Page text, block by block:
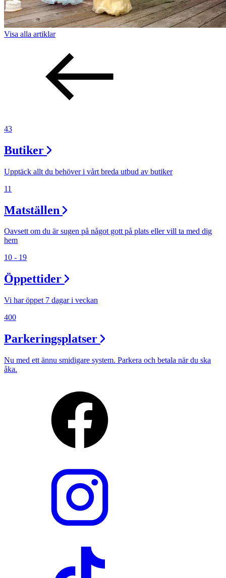
Visa alla artiklar
43
Butiker
Upptäck allt du behöver i vårt breda utbud av butiker
11
Matställen
Oavsett om du är sugen på något gott på plats eller vill ta med dig
hem
10 - 19
Öppettider
Vi har öppet 7 dagar i veckan
400
Parkeringsplatser
Nu med ett ännu smidigare system. Parkera och betala när du ska
åka.